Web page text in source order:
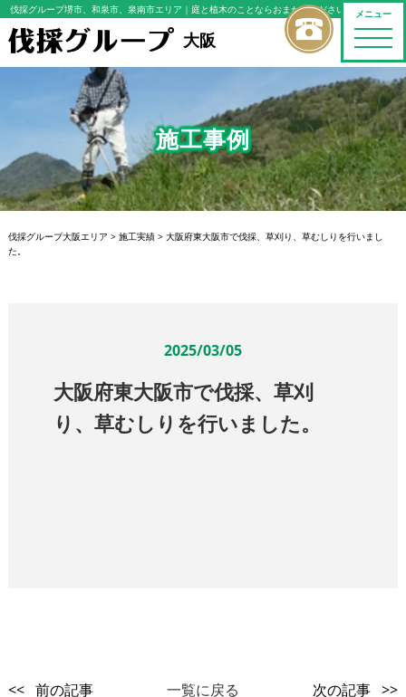
メニュー
toggle
伐採グループ堺市、和泉市、泉南市エリア ｜庭と植木のことならおまかせください
大阪
施工事例
伐採グループ大阪エリア > 施工実績> 大阪府東大阪市で伐採、草刈り、草むしりを行いまし
た。
2025/03/05
大阪府東大阪市で伐採、草刈
り、草むしりを行いました。
<< 前の記事 一覧に戻る 次の記事 >>